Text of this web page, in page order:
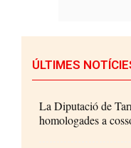
ÚLTIMES
La Diputació de
homologades a